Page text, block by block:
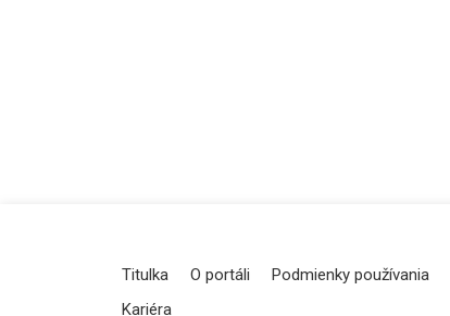
Titulka O portáli Podmienky používania
Kariéra